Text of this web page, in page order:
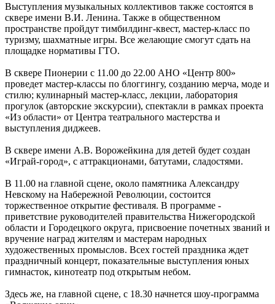
Выступления музыкальных коллективов также состоятся в
сквере имени В.И. Ленина. Также в общественном
пространстве пройдут тимбилдинг-квест, мастер-класс по
туризму, шахматные игры. Все желающие смогут сдать на
площадке нормативы ГТО.
В сквере Пионерии с 11.00 до 22.00 АНО «Центр 800»
проведет мастер-классы по блоггингу, созданию мерча, моде и
стилю; кулинарный мастер-класс, лекции, лаборатория
прогулок (авторские экскурсии), спектакли в рамках проекта
«Из области» от Центра театрального мастерства и
выступления диджеев.
В сквере имени А.В. Ворожейкина для детей будет создан
«Играй-город», с аттракционами, батутами, сладостями.
В 11.00 на главной сцене, около памятника Александру
Невскому на Набережной Революции, состоится
торжественное открытие фестиваля. В программе -
приветствие руководителей правительства Нижегородской
области и Городецкого округа, присвоение почетных званий и
вручение наград жителям и мастерам народных
художественных промыслов. Всех гостей праздника ждет
праздничный концерт, показательные выступления юных
гимнасток, кинотеатр под открытым небом.
Здесь же, на главной сцене, с 18.30 начнется шоу-программа